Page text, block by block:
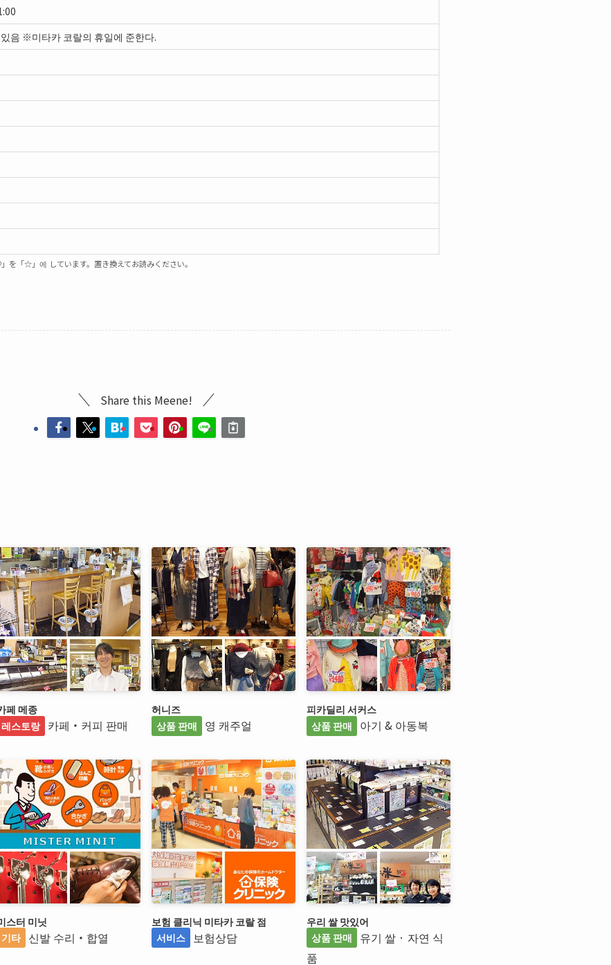
음 ※미타카 코랄의 휴일에 준한다.
を「☆」에 しています。置き換えてお読みください。
Share this Meene!
페 메종
레스토랑 카페・커피 판매
허니즈
상품 판매
영 캐주얼
피카딜리 서커스
상품 판매
아기 & 아동복
스터 미닛
기타 신발 수리・합열
보험 클리닉 미타카 코랄 점
서비스
보험상담
우리 쌀 맛있어
상품 판매
유기 쌀 · 자연 식
품